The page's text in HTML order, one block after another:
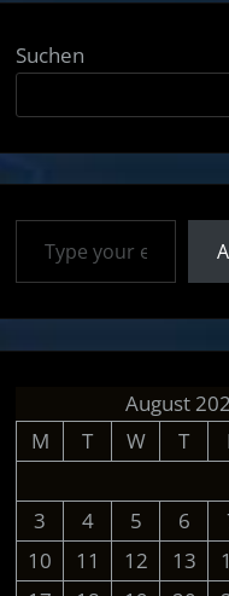
Suchen
Type your email…
August
M
T W T
3
4 5 6
10
11 12 13